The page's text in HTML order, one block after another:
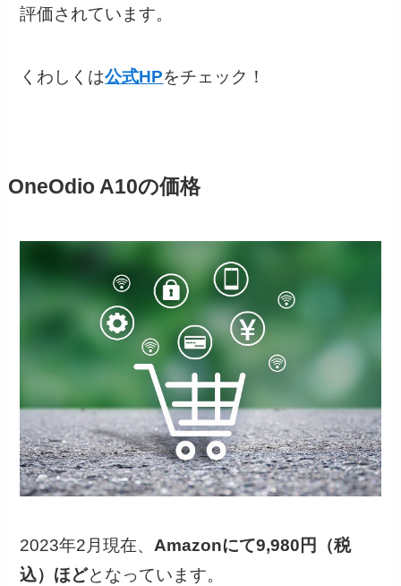
評価されています。
くわしくは公式HPをチェック！
OneOdio A10の価格
2023年2月現在、 Amazonにて9,980円（税
込）ほどとなっています。